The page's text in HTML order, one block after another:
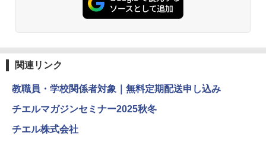
関連リンク
教職員・学校関係者対象｜無料定期配送申し込み
チエルマガジンセミナー2025秋冬
チエル株式会社